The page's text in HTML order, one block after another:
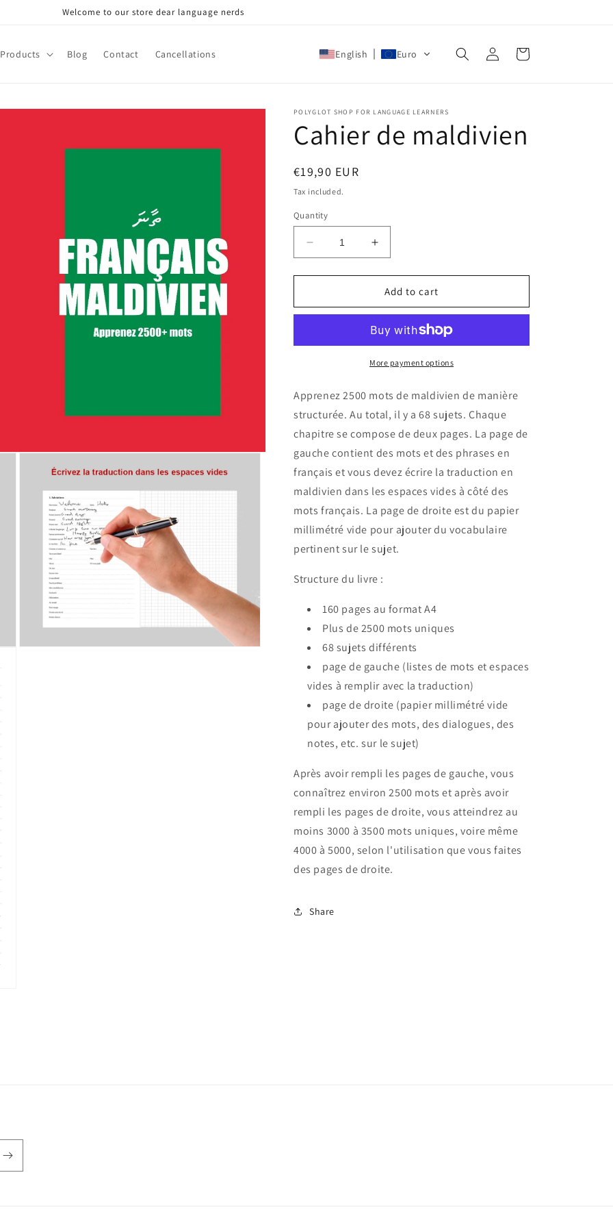
Welcome to our store dear language nerds
Products Blog Contact Cancellations English Euro
Log
in
Cart
POLYGLOT SHOP FOR LANGUAGE LEARNERS
Cahier de maldivien
Regular
price
€19,90 EUR
Tax included.
Quantity
Decrease
quantity
for
de
Increase
quantity
for
Cahier
de
Add to cart
More payment options
Apprenez 2500 mots de maldivien de manière
structurée. Au total, il y a 68 sujets. Chaque
chapitre se compose de deux pages. La page de
gauche contient des mots et des phrases en
français et vous devez écrire la traduction en
maldivien dans les espaces vides à côté des
mots français. La page de droite est du papier
millimétré vide pour ajouter du vocabulaire
pertinent sur le sujet.
Structure du livre :
160 pages au format A4
Plus de 2500 mots uniques
68 sujets différents
page de gauche (listes de mots et espaces
vides à remplir avec la traduction)
page de droite (papier millimétré vide
pour ajouter des mots, des dialogues, des
notes, etc. sur le sujet)
Après avoir rempli les pages de gauche, vous
connaîtrez environ 2500 mots et après avoir
rempli les pages de droite, vous atteindrez au
moins 3000 à 3500 mots uniques, voire même
4000 à 5000, selon l'utilisation que vous faites
des pages de droite.
Share